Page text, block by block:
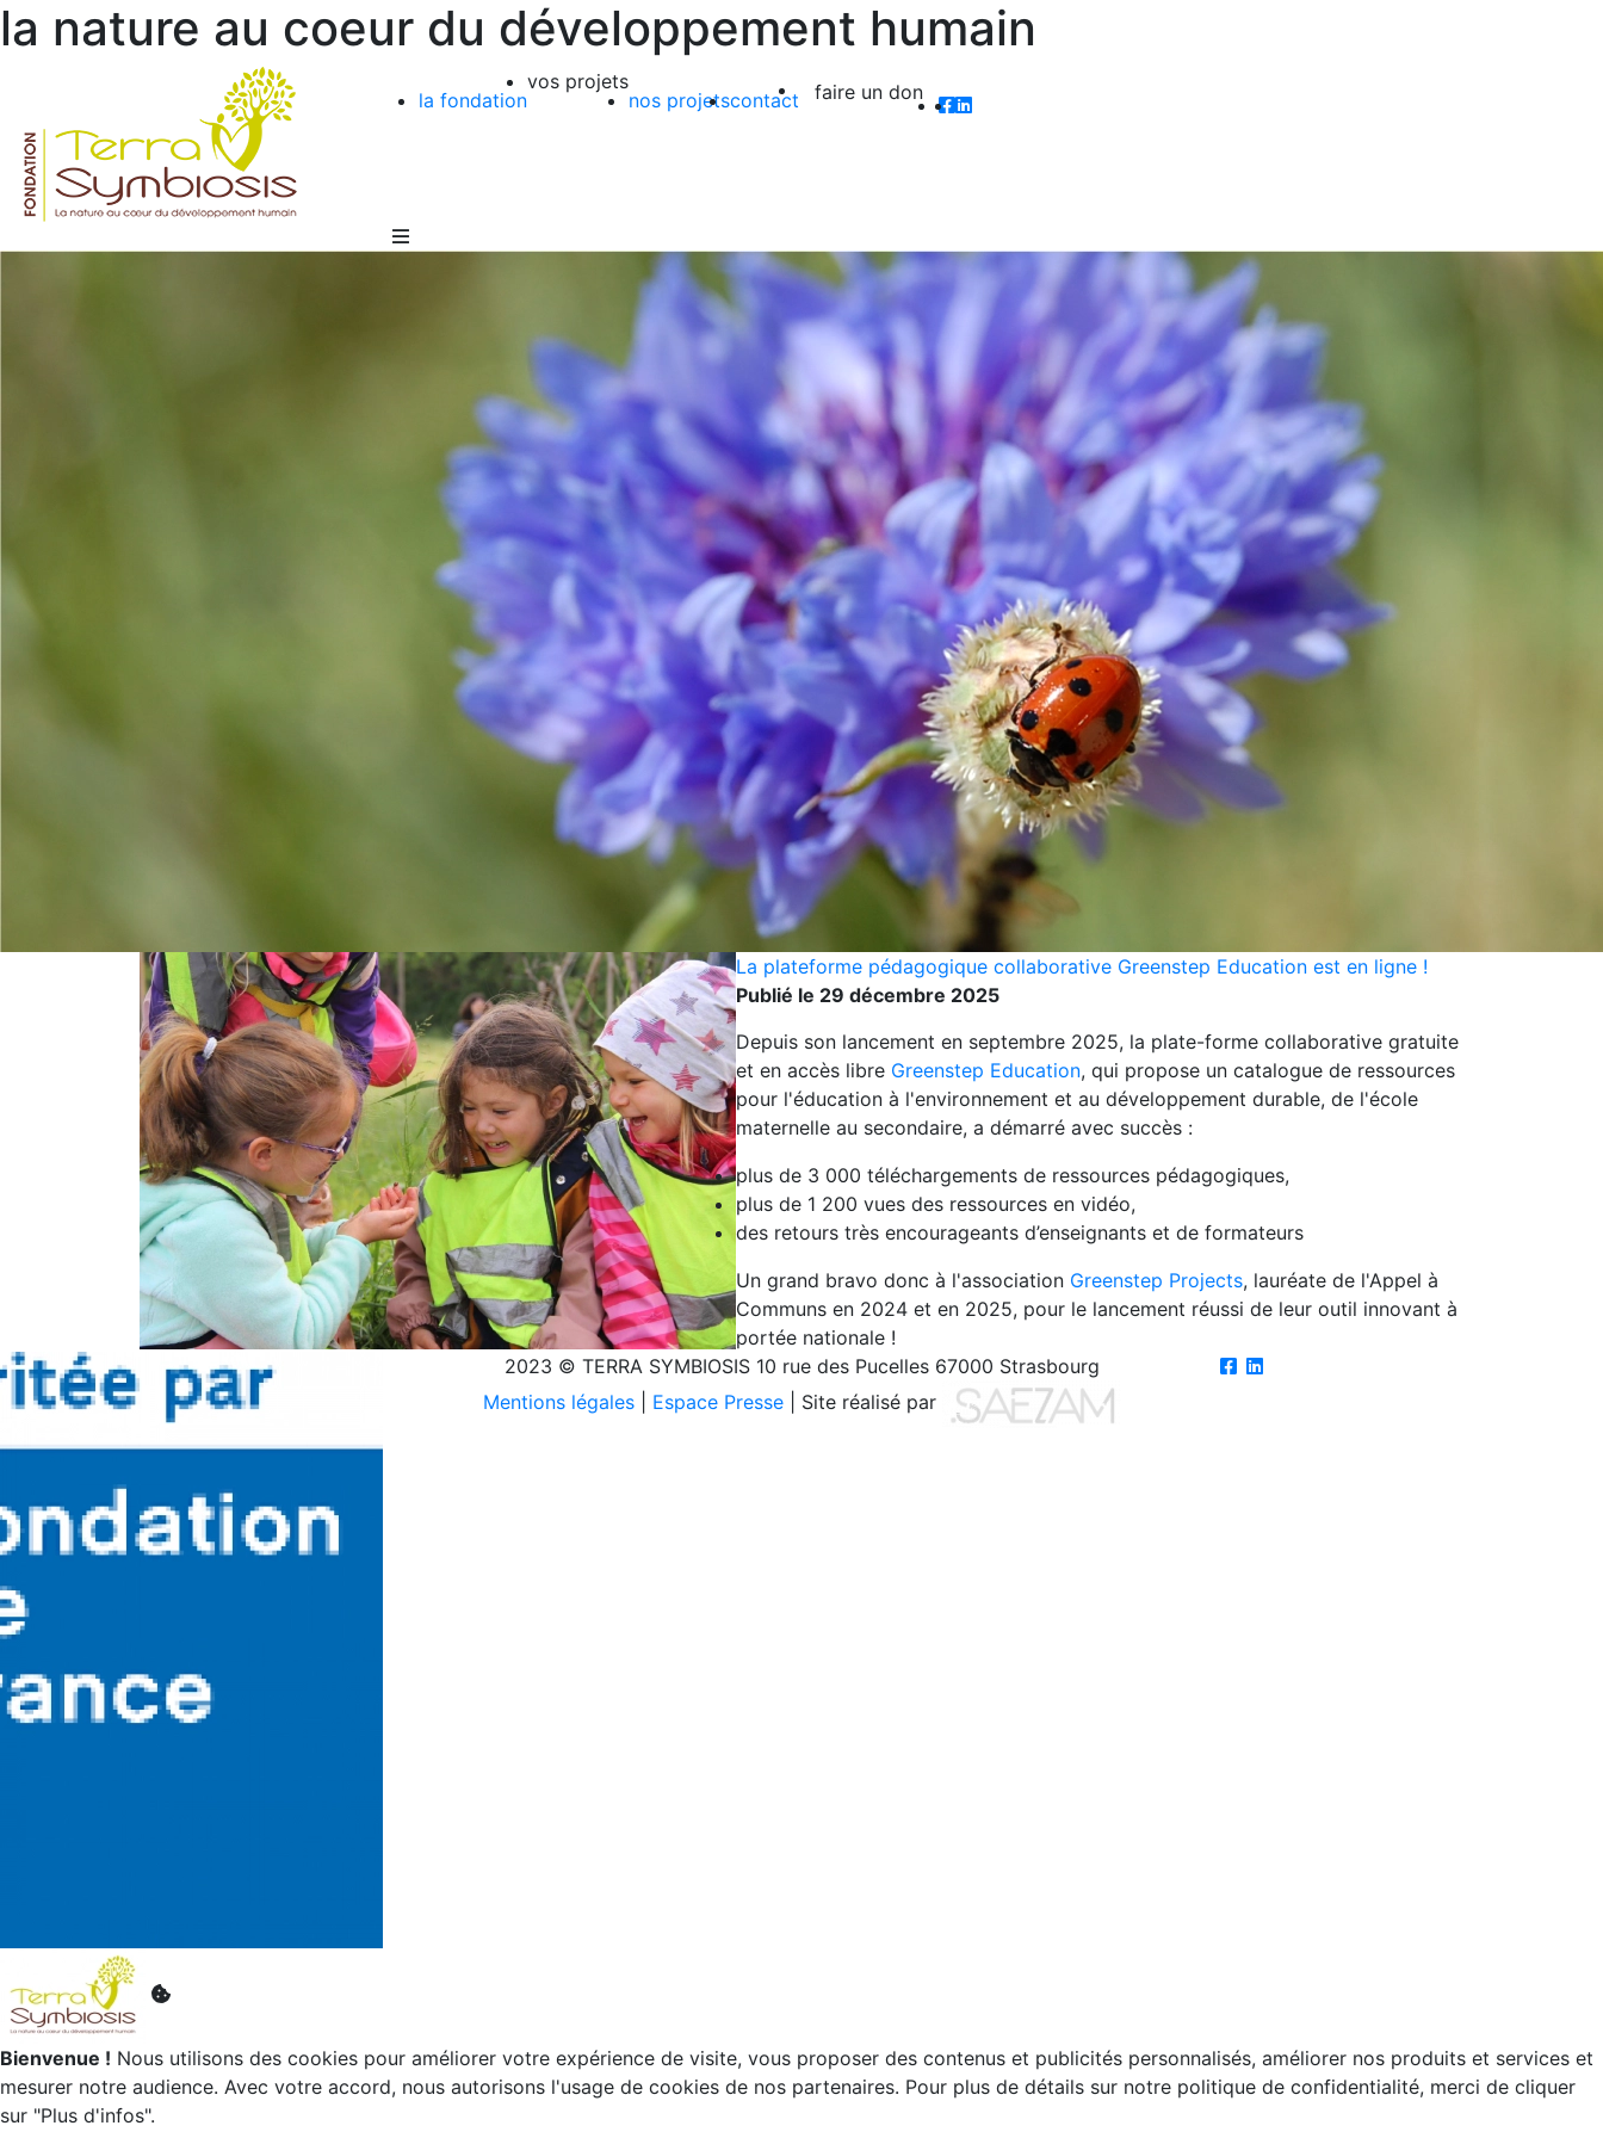
la nature au coeur du développement humain
la fondation
vos projets
nos projetscontact faire un don
La plateforme pédagogique collaborative Greenstep Education est en ligne !
Publié le 29 décembre 2025
Depuis son lancement en septembre 2025, la plate-forme collaborative gratuite
et en accès libre Greenstep Education, qui propose un catalogue de ressources
pour l'éducation à l'environnement et au développement durable, de l'école
maternelle au secondaire, a démarré avec succès :
plus de 3 000 téléchargements de ressources pédagogiques,
plus de 1 200 vues des ressources en vidéo,
des retours très encourageants d’enseignants et de formateurs
Un grand bravo donc à l'association Greenstep Projects, lauréate de l'Appel à
Communs en 2024 et en 2025, pour le lancement réussi de leur outil innovant à
portée nationale !
2023 © TERRA SYMBIOSIS 10 rue des Pucelles 67000 Strasbourg
Mentions légales| Espace Presse| Site réalisé par
Bienvenue ! Nous utilisons des cookies pour améliorer votre expérience de visite, vous proposer des contenus et publicités personnalisés, améliorer nos produits et services et
mesurer notre audience. Avec votre accord, nous autorisons l'usage de cookies de nos partenaires. Pour plus de détails sur notre politique de confidentialité, merci de cliquer
sur "Plus d'infos".